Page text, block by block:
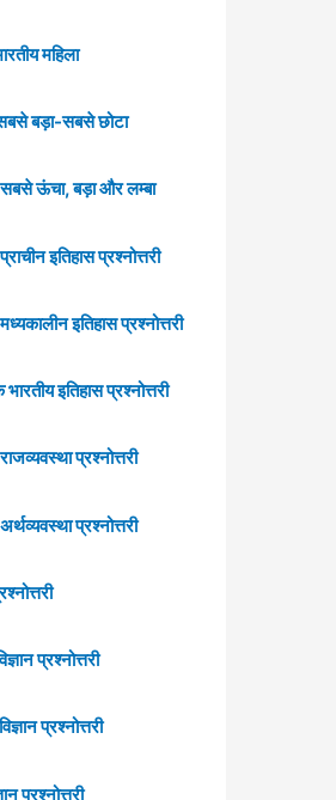
महिला
बड़ा-सबसे छोटा
ऊंचा, बड़ा और लम्बा
इतिहास प्रश्नोत्तरी
इतिहास प्रश्नोत्तरी
इतिहास प्रश्नोत्तरी
प्रश्नोत्तरी
प्रश्नोत्तरी
प्रश्नोत्तरी
प्रश्नोत्तरी
प्रश्नोत्तरी